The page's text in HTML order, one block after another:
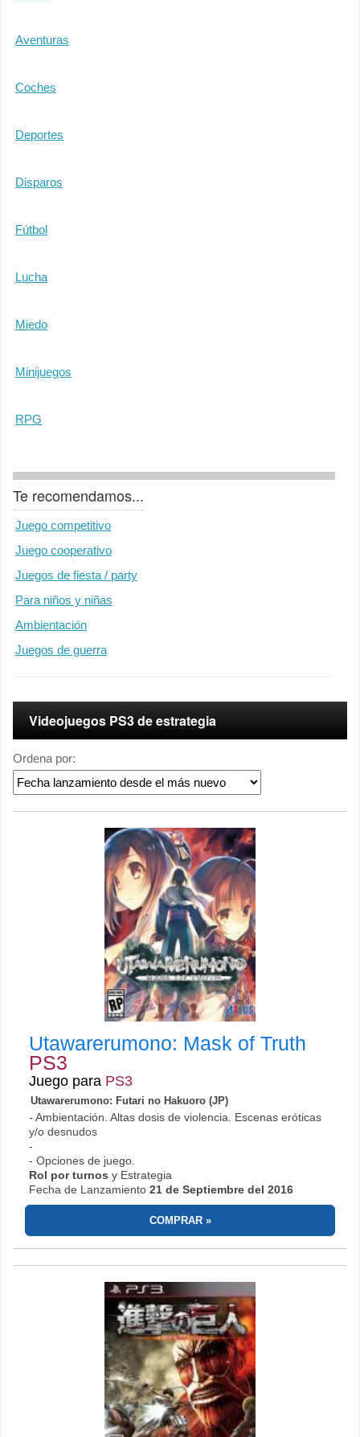
Aventuras
Coches
Deportes
Disparos
Fútbol
Lucha
Miedo
Minijuegos
RPG
Te recomendamos...
Juego competitivo
Juego cooperativo
Juegos de fiesta / party
Para niños y niñas
Ambientación
Juegos de guerra
Videojuegos PS3 de estrategia
Ordena por:
Utawarerumono: Mask of Truth
PS3
Juego para PS3
Utawarerumono: Futari no Hakuoro (JP)
- Ambientación. Altas dosis de violencia. Escenas eróticas
y/o desnudos
-
- Opciones de juego.
Rol por turnos y Estrategia
Fecha de Lanzamiento 21 de Septiembre del 2016
COMPRAR